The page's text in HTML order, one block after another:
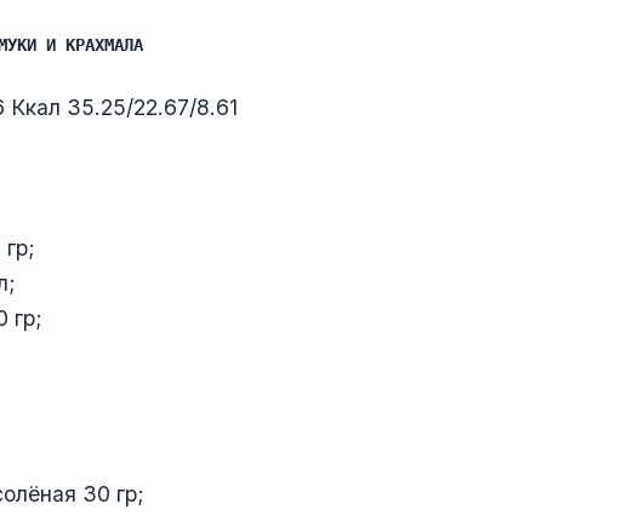
И КРАХМАЛА
Ккал 35.25/22.67/8.61
гр;
30 гр;